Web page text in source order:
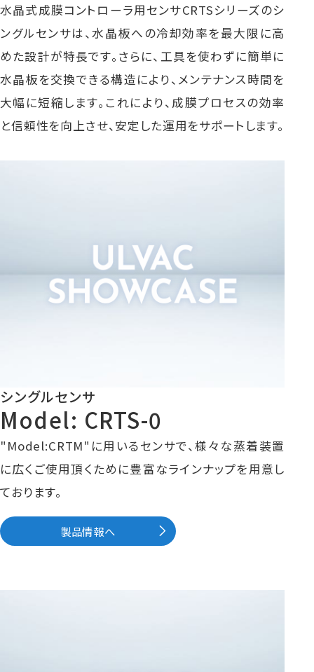
水晶式成膜コントローラ用センサCRTSシリーズのシ
ングルセンサは、水晶板への冷却効率を最大限に高
めた設計が特長です。さらに、工具を使わずに簡単に
水晶板を交換できる構造により、メンテナンス時間を
大幅に短縮します。これにより、成膜プロセスの効率
と信頼性を向上させ、安定した運用をサポートします。
シングルセンサ
Model: CRTS-0
"Model:CRTM"に用いるセンサで、様々な蒸着装置
に広くご使用頂くために豊富なラインナップを用意し
ております。
製品情報へ